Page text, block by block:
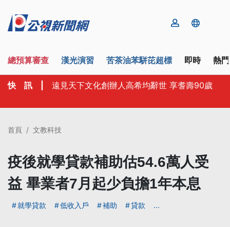
總預算審查 漢光演習 苦茶油苯駢芘超標 即時 熱
快 訊 遠見天下文化創辦人高希均辭世 享耆壽90歲
首頁 文教科技
疫後就學貸款補助估54.6萬人受
益 畢業者7月起少負擔1年本息
就學貸款 低收入戶 補助 貸款 ...